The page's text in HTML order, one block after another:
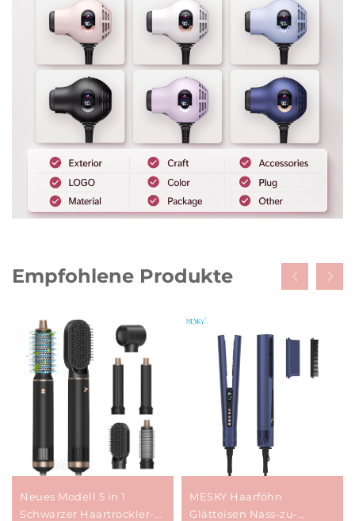
Empfohlene Produkte
Neues Modell 5 in 1
Schwarzer Haartrockler-
MESKY Haarföhn
Glätteisen Nass-zu-